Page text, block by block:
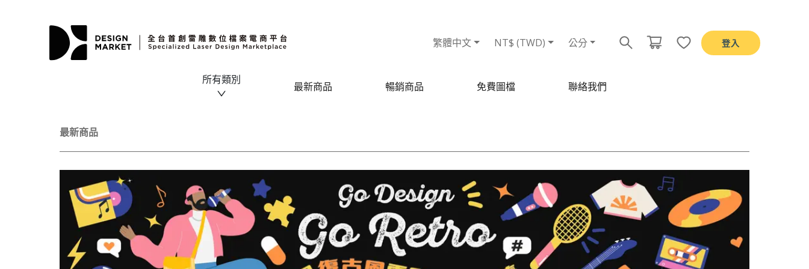
繁體中文 NT$ (TWD) 公分 登入
所有類別
最新商品 暢銷商品 免費圖檔 聯絡我們
最新商品